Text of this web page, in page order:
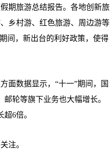
期旅游总结报告。各地创新旅
乡村游、红色旅游、周边游等
间，新出台的利好政策，使得
数据显示，“十一”期间，国
轮等旗下业务也大幅增长。
6倍。
注。